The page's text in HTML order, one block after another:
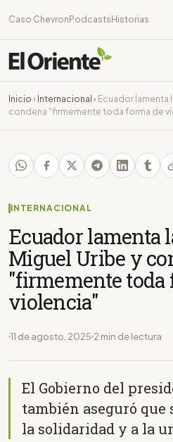
Caso Chevron Podcasts Historias
Inicio › Internacional › Ecuador lamenta
condena "firmemente toda forma de
INTERNACIONAL
Ecuador lamenta
Miguel Uribe y
"firmemente toda
violencia"
11 de agosto, 2025 2 min de lectura
El Gobierno del
también aseguró que
la solidaridad y a la